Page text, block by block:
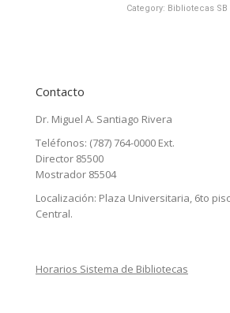
Category: Bibliotecas SB
Contacto
Dr. Miguel A. Santiago Rivera
Teléfonos: (787) 764-0000 Ext.
Director 85500
Mostrador 85504
Localización: Plaza Universitaria, 6to
Central.
Horarios Sistema de Bibliotecas